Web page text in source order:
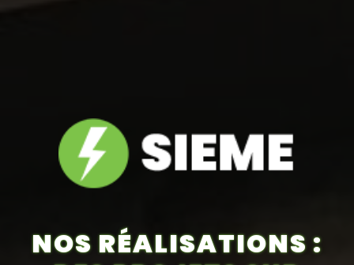
NOS RÉALISATIONS :